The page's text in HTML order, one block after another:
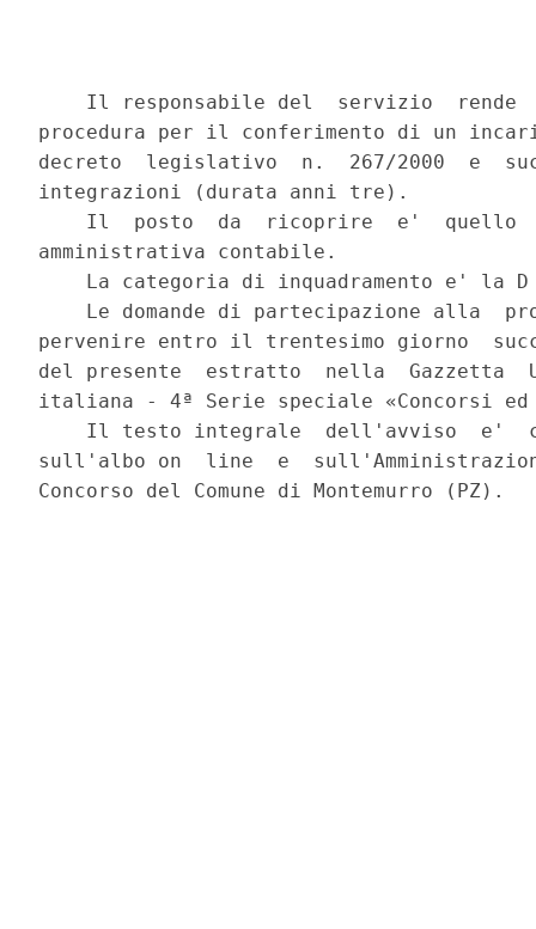
Il responsabile del  servizio  rende
procedura per il conferimento di un
decreto  legislativo  n.  267/2000  e
integrazioni (durata anni tre).
Il  posto  da  ricoprire  e'  quello
amministrativa contabile.
La categoria di inquadramento e' la
Le domande di partecipazione alla
pervenire entro il trentesimo giorno
del presente  estratto  nella  Gazzetta
italiana - 4ª Serie speciale «Concorsi
Il testo integrale  dell'avviso  e'
sull'albo on  line  e
Concorso del Comune di Montemurro (PZ).